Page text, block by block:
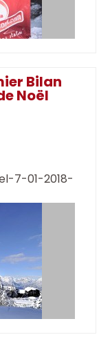
Bilan
Noël
7-01-2018-